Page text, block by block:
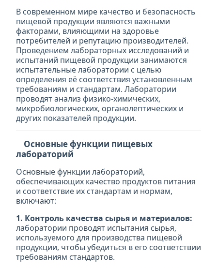
В современном мире качество и безопасность
пищевой продукции являются важными
факторами, влияющими на здоровье
потребителей и репутацию производителей.
Проведением лабораторных исследований и
испытаний пищевой продукции занимаются
испытательные лаборатории с целью
определения её соответствия установленным
требованиям и стандартам. Лаборатории
проводят анализ физико-химических,
микробиологических, органолептических и
других показателей продукции.
Основные функции пищевых
лабораторий
Основные функции лабораторий,
обеспечивающих качество продуктов питания
и соответствие их стандартам и нормам,
включают:
1. Контроль качества сырья и материалов:
лаборатории проводят испытания сырья,
используемого для производства пищевой
продукции, чтобы убедиться в его соответствии
требованиям стандартов.